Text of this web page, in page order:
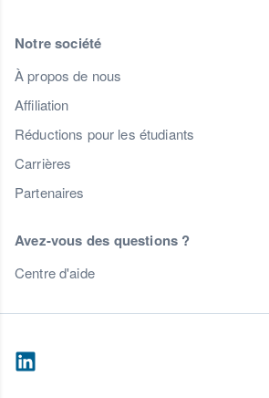
Notre société
À propos de nous
Affiliation
Réductions pour les étudiants
Carrières
Partenaires
Avez-vous des questions ?
Centre d'aide